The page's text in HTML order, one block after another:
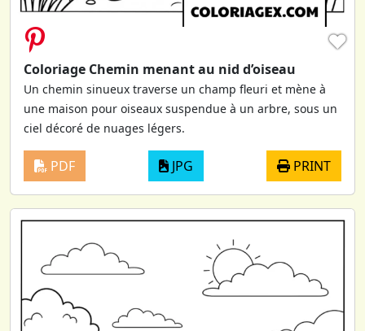
♥
Coloriage Chemin menant au nid d’oiseau
Un chemin sinueux traverse un champ fleuri et mène à
une maison pour oiseaux suspendue à un arbre, sous un
ciel décoré de nuages légers.
PDF JPG PRINT